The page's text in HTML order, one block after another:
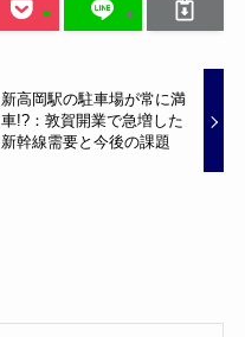
新高岡駅の駐車場が常に満
車!?：敦賀開業で急増した
新幹線需要と今後の課題